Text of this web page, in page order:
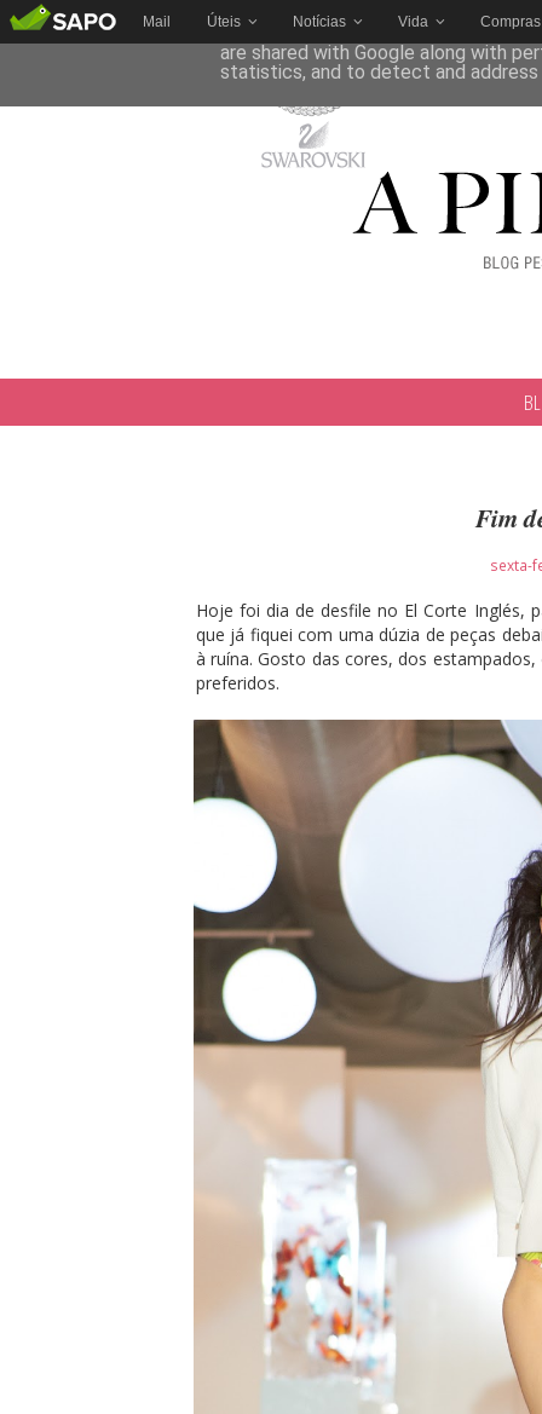
Mail Úteis Notícias Vida Compras
Fim
sexta-
Hoje foi dia de desfile no El Corte Inglés,
que já fiquei com uma dúzia de peças
à ruína. Gosto das cores, dos
preferidos.
This site uses cookies from Google
are shared with Google along with
statistics, and to detect and address